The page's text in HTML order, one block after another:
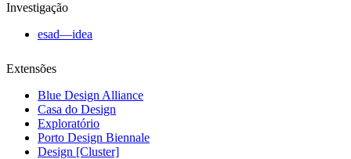
Investigação
esad—idea
Extensões
Blue Design Alliance
Casa do Design
Exploratório
Porto Design Biennale
Design [Cluster]